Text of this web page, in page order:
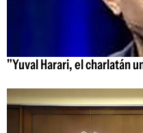
"Yuval Harari, el charlatán